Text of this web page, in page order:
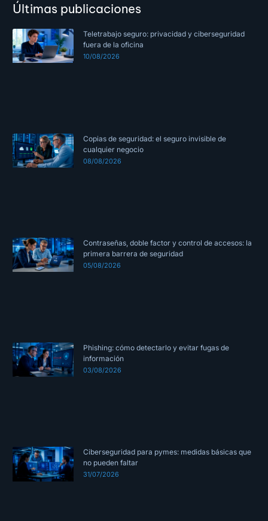
Últimas publicaciones
Teletrabajo seguro: privacidad y ciberseguridad
fuera de la oficina
10/08/2026
Copias de seguridad: el seguro invisible de
cualquier negocio
08/08/2026
Contraseñas, doble factor y control de accesos: la
primera barrera de seguridad
05/08/2026
Phishing: cómo detectarlo y evitar fugas de
información
03/08/2026
Ciberseguridad para pymes: medidas básicas que
no pueden faltar
31/07/2026